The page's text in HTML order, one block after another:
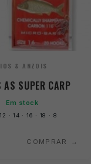
& ANZOIS
AS SUPER CARP
Em stock
· 14 · 16 · 18 · 8
COMPRAR